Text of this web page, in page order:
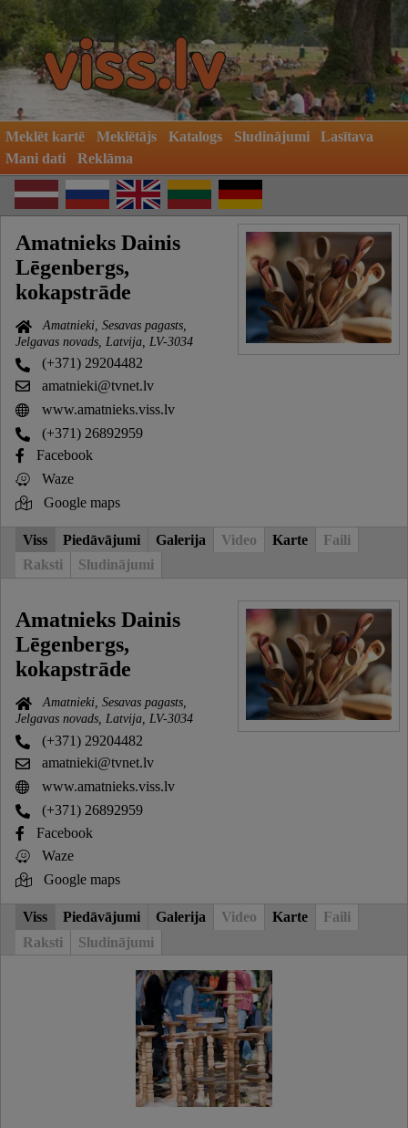
Meklēt kartē Meklētājs Katalogs Sludinājumi
Lasītava
Mani dati
Reklāma
Amatnieks Dainis
Lēgenbergs,
kokapstrāde
Amatnieki, Sesavas pagasts,
Jelgavas novads, Latvija, LV-3034
(+371) 29204482
amatnieki@tvnet.lv
www.amatnieks.viss.lv
(+371) 26892959
Facebook
Waze
Google maps
Viss Piedāvājumi Galerija Video Karte
Faili
Raksti
Sludinājumi
Amatnieks Dainis
Lēgenbergs,
kokapstrāde
Amatnieki, Sesavas pagasts,
Jelgavas novads, Latvija, LV-3034
(+371) 29204482
amatnieki@tvnet.lv
www.amatnieks.viss.lv
(+371) 26892959
Facebook
Waze
Google maps
Viss Piedāvājumi Galerija Video Karte
Faili
Raksti
Sludinājumi